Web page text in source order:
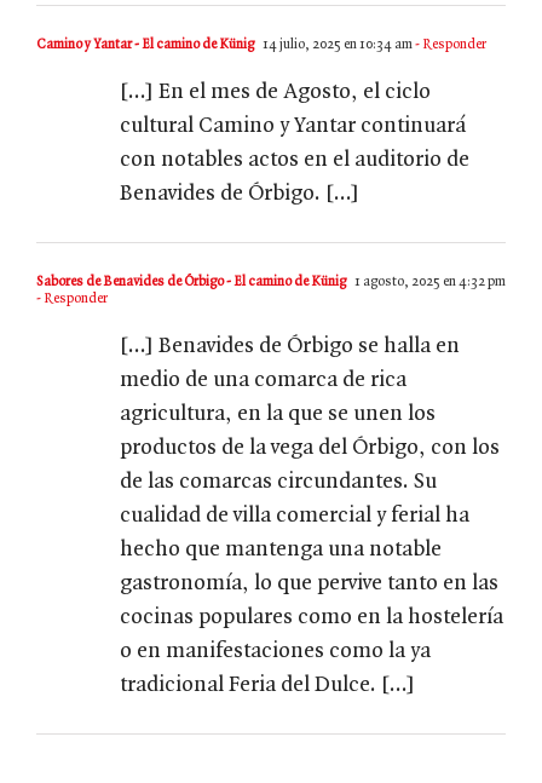
Camino y Yantar - El camino de Künig 14 julio, 2025 en 10:34 am- Responder
[…] En el mes de Agosto, el ciclo
cultural Camino y Yantar continuará
con notables actos en el auditorio de
Benavides de Órbigo. […]
Sabores de Benavides de Órbigo - El camino de Künig 1 agosto, 2025 en 4:32 pm
- Responder
[…] Benavides de Órbigo se halla en
medio de una comarca de rica
agricultura, en la que se unen los
productos de la vega del Órbigo, con los
de las comarcas circundantes. Su
cualidad de villa comercial y ferial ha
hecho que mantenga una notable
gastronomía, lo que pervive tanto en las
cocinas populares como en la hostelería
o en manifestaciones como la ya
tradicional Feria del Dulce. […]